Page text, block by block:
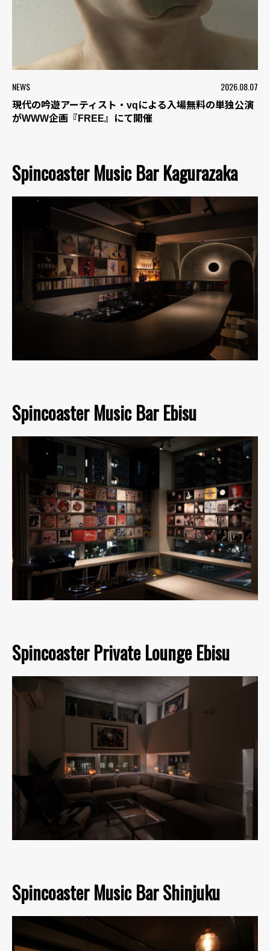
NEWS 2026.08.07
現代の吟遊アーティスト・vqによる入場無料の単独公演
がWWW企画『FREE』にて開催
Spincoaster Music Bar Kagurazaka
Spincoaster Music Bar Ebisu
Spincoaster Private Lounge Ebisu
Spincoaster Music Bar Shinjuku